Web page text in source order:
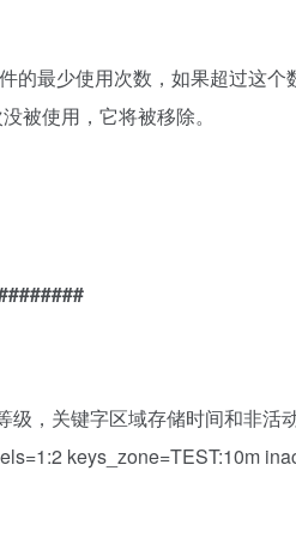
的最少使用次数，如果超过这
被使用，它将被移除。
，关键字区域存储时间和非活动
keys_zone=TEST:10m